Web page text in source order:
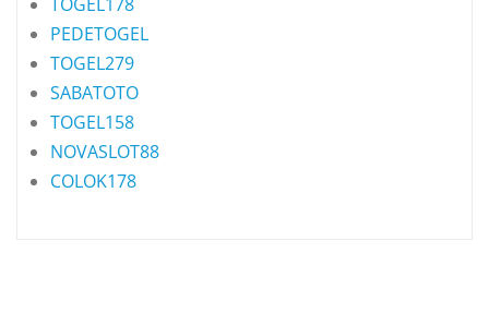
PEDETOGEL
TOGEL279
SABATOTO
TOGEL158
NOVASLOT88
COLOK178